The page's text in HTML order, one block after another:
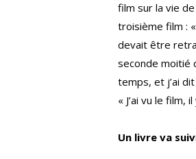
film sur la vie
troisième film :
devait être
seconde moitié
temps, et j’ai
« J’ai vu le film,
Un livre va